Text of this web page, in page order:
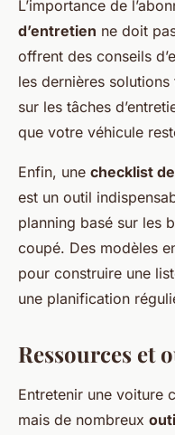
L’importance de
d’entretien ne doit
offrent des conseils
les dernières
sur les tâches
que votre véhicule
Enfin, une checklist
est un outil
planning basé sur les
coupé. Des modèles
pour construire une
une planification
Ressources et
Entretenir une voiture
mais de nombreux